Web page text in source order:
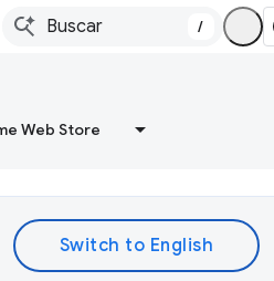
/
Web Store